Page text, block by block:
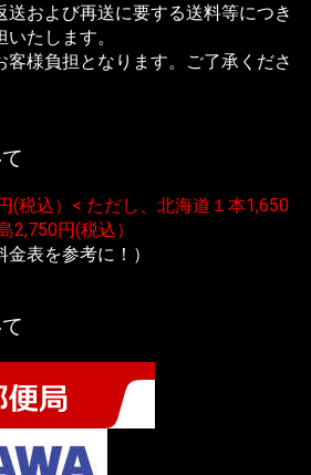
送および再送に要する送料等につき
たします。
客様負担となります。ご了承くださ
(税込）< ただし、北海道１本1,650
2,750円(税込）
金表を参考に！）